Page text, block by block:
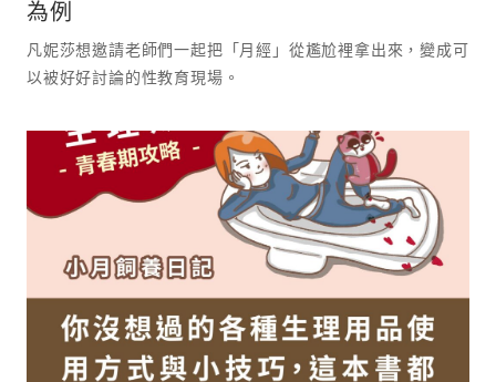
為例
凡妮莎想邀請老師們一起把「月經」從尷尬裡拿出來，變成可